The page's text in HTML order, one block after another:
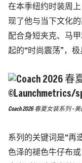
在本季纽约时装周上
现了他与当下文化
配合身短夹克、马
起的“时尚震荡”，极
Coach 2026 春夏女装系列 -
系列的关键词是“再
色泽的褪色牛仔布